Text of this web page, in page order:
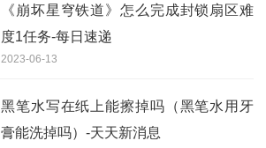
《崩坏星穹铁道》怎么完成封锁扇区难
度1任务-每日速递
2023-06-13
黑笔水写在纸上能擦掉吗（黑笔水用牙
膏能洗掉吗）-天天新消息